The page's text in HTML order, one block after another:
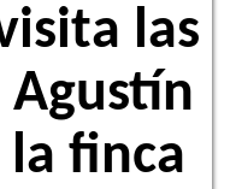
las
finca